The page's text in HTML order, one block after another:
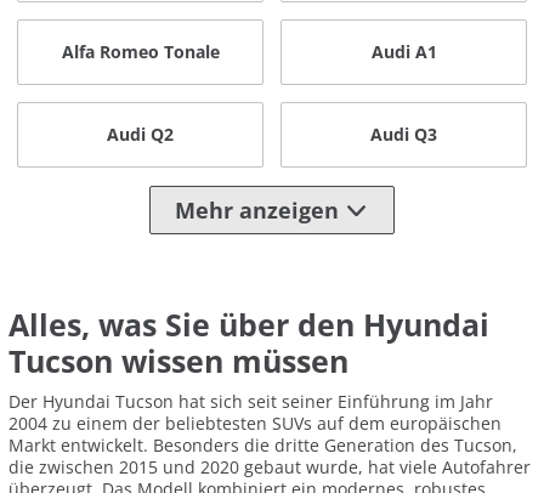
Alfa Romeo Tonale Audi A1
Audi Q2 Audi Q3
Mehr anzeigen
Alles, was Sie über den Hyundai
Tucson wissen müssen
Der Hyundai Tucson hat sich seit seiner Einführung im Jahr
2004 zu einem der beliebtesten SUVs auf dem europäischen
Markt entwickelt. Besonders die dritte Generation des Tucson,
die zwischen 2015 und 2020 gebaut wurde, hat viele Autofahrer
überzeugt. Das Modell kombiniert ein modernes, robustes